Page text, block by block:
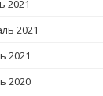
2021
2021
2021
2020